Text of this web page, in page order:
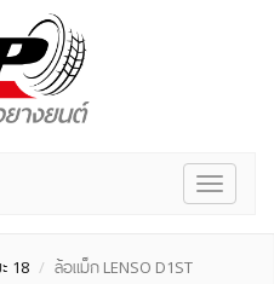
Toggle
18 ล้อแม็ก LENSO D1ST